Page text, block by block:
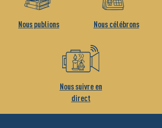
Nous publions Nous célébrons
Nous suivre en
direct